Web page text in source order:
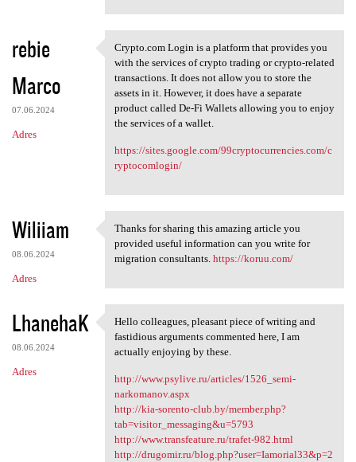
rebie
Marco
07.06.2024
Adres
Crypto.com Login is a
Crypto.com Login is a platform that provides you
with the services of crypto trading or crypto-related
transactions. It does not allow you to store the
assets in it. However, it does have a separate
product called De-Fi Wallets allowing you to enjoy
the services of a wallet.
https://sites.google.com/99cryptocurrencies.com/c
ryptocomlogin/
Wiliiam
08.06.2024
Adres
Thanks for sharing this
Thanks for sharing this amazing article you
provided useful information can you write for
migration consultants. https://koruu.com/
LhanehaK
08.06.2024
Adres
Hello colleagues, pleasant
Hello colleagues, pleasant piece of writing and
fastidious arguments commented here, I am
actually enjoying by these.
http://www.psylive.ru/articles/1526_semi-
narkomanov.aspx
http://kia-sorento-club.by/member.php?
tab=visitor_messaging&u=5793
http://www.transfeature.ru/trafet-982.html
http://drugomir.ru/blog.php?user=Iamorial33&p=2